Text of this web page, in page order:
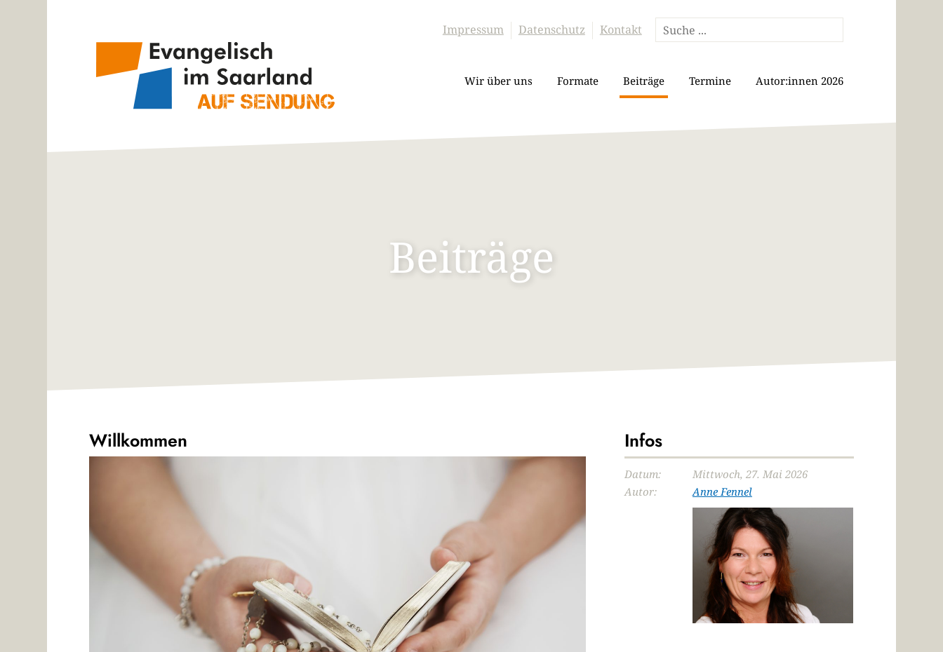
Impressum Datenschutz Kontakt
Wir über uns Formate Beiträge Termine Autor:innen 2026
Beiträge
Willkommen Infos
Datum:
Mittwoch, 27. Mai 2026
Autor:
Anne Fennel